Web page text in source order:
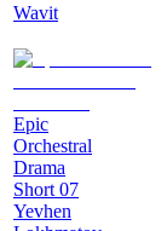
Wavit
Epic
Orchestral
Drama
Short 07
Yevhen